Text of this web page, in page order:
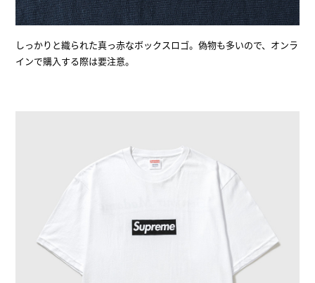
しっかりと織られた真っ赤なボックスロゴ。偽物も多いので、オンラ
インで購入する際は要注意。